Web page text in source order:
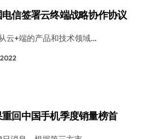
信签署云终端战略协作协议
从云+端的产品和技术领域…
回中国手机季度销量榜首